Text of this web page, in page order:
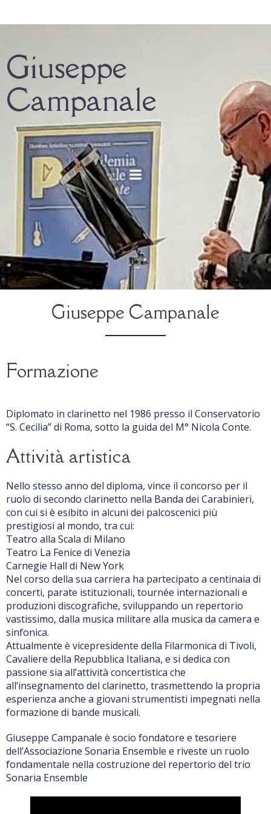
Giuseppe
Campanale
Giuseppe Campanale
Formazione
Diplomato in clarinetto nel 1986 presso il Conservatorio
“S. Cecilia” di Roma, sotto la guida del M° Nicola Conte.
Attività artistica
Nello stesso anno del diploma, vince il concorso per il
ruolo di secondo clarinetto nella Banda dei Carabinieri,
con cui si è esibito in alcuni dei palcoscenici più
prestigiosi al mondo, tra cui:
Teatro alla Scala di Milano
Teatro La Fenice di Venezia
Carnegie Hall di New York
Nel corso della sua carriera ha partecipato a centinaia di
concerti, parate istituzionali, tournée internazionali e
produzioni discografiche, sviluppando un repertorio
vastissimo, dalla musica militare alla musica da camera e
sinfonica.
Attualmente è vicepresidente della Filarmonica di Tivoli,
Cavaliere della Repubblica Italiana, e si dedica con
passione sia all’attività concertistica che
all’insegnamento del clarinetto, trasmettendo la propria
esperienza anche a giovani strumentisti impegnati nella
formazione di bande musicali.
Giuseppe Campanale è socio fondatore e tesoriere
dell’Associazione Sonaria Ensemble e riveste un ruolo
fondamentale nella costruzione del repertorio del trio
Sonaria Ensemble